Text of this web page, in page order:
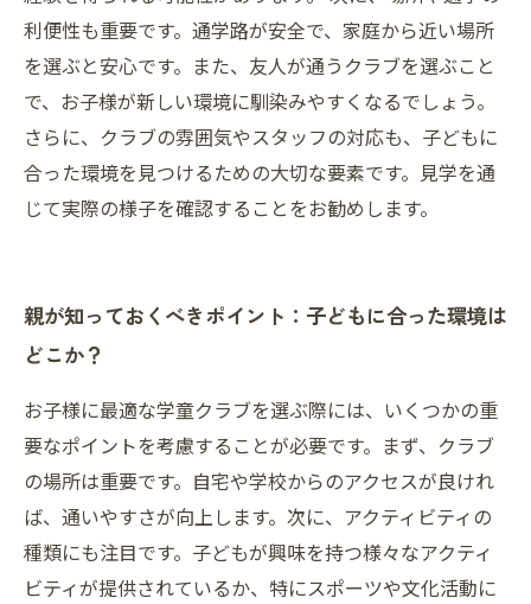
利便性も重要です。通学路が安全で、家庭から近い場所
を選ぶと安心です。また、友人が通うクラブを選ぶこと
で、お子様が新しい環境に馴染みやすくなるでしょう。
さらに、クラブの雰囲気やスタッフの対応も、子どもに
合った環境を見つけるための大切な要素です。見学を通
じて実際の様子を確認することをお勧めします。
親が知っておくべきポイント：子どもに合った環境は
どこか？
お子様に最適な学童クラブを選ぶ際には、いくつかの重
要なポイントを考慮することが必要です。まず、クラブ
の場所は重要です。自宅や学校からのアクセスが良けれ
ば、通いやすさが向上します。次に、アクティビティの
種類にも注目です。子どもが興味を持つ様々なアクティ
ビティが提供されているか、特にスポーツや文化活動に